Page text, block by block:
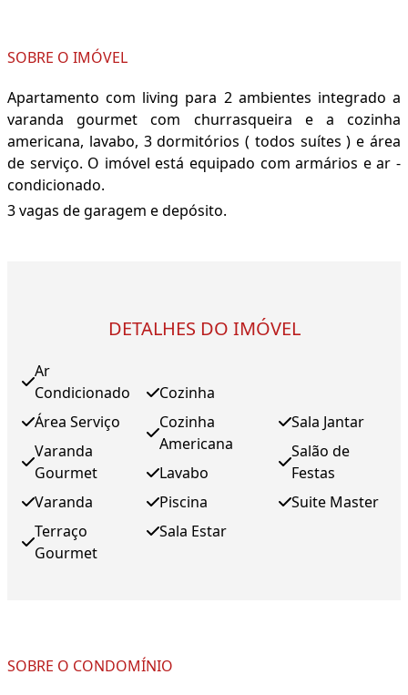
SOBRE O IMÓVEL
Apartamento com living para 2 ambientes integrado a
varanda gourmet com churrasqueira e a cozinha
americana, lavabo, 3 dormitórios ( todos suítes ) e área
de serviço. O imóvel está equipado com armários e ar -
condicionado.
3 vagas de garagem e depósito.
DETALHES DO IMÓVEL
Ar
Condicionado
Área Serviço
Varanda
Gourmet
Varanda
Terraço
Gourmet
Cozinha
Cozinha
Americana
Lavabo
Piscina
Sala Estar
Sala Jantar
Salão de
Festas
Suite Master
SOBRE O CONDOMÍNIO